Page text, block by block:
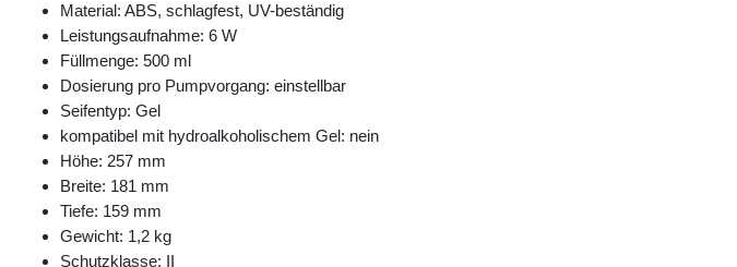
Material: ABS, schlagfest, UV-beständig
Leistungsaufnahme: 6 W
Füllmenge: 500 ml
Dosierung pro Pumpvorgang: einstellbar
Seifentyp: Gel
kompatibel mit hydroalkoholischem Gel: nein
Höhe: 257 mm
Breite: 181 mm
Tiefe: 159 mm
Gewicht: 1,2 kg
Schutzklasse: II